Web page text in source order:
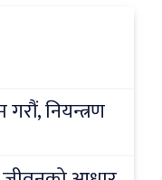
नियन्त्रण